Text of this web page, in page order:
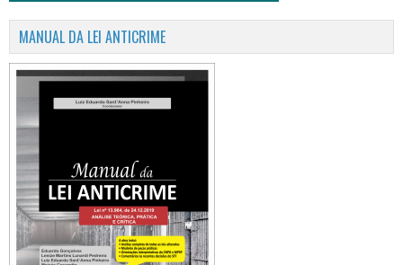
MANUAL DA LEI ANTICRIME